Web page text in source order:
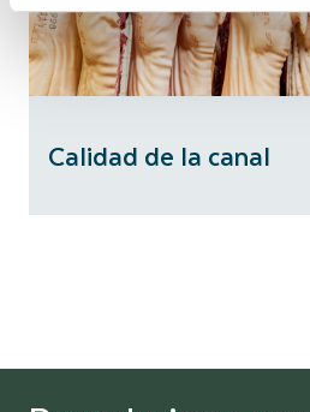
Calidad de la canal